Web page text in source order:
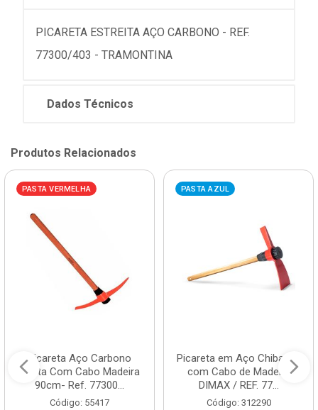
PICARETA ESTREITA AÇO CARBONO - REF.
77300/403 - TRAMONTINA
Dados Técnicos
Produtos Relacionados
PASTA VERMELHA
Picareta Aço Carbono
Ponta Com Cabo Madeira
90cm- Ref. 77300...
Código: 55417
PASTA AZUL
Picareta em Aço Chibanca
com Cabo de Madeira
DIMAX / REF. 77...
Código: 312290